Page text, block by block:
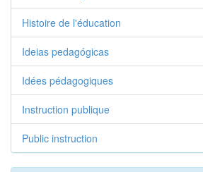
Histoire de l'éducation
Ideias pedagógicas
Idées pédagogiques
Instruction publique
Public instruction